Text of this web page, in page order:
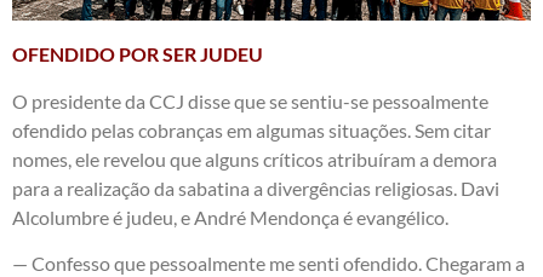
OFENDIDO POR SER JUDEU
O presidente da CCJ disse que se sentiu-se pessoalmente
ofendido pelas cobranças em algumas situações. Sem citar
nomes, ele revelou que alguns críticos atribuíram a demora
para a realização da sabatina a divergências religiosas. Davi
Alcolumbre é judeu, e André Mendonça é evangélico.
— Confesso que pessoalmente me senti ofendido. Chegaram a